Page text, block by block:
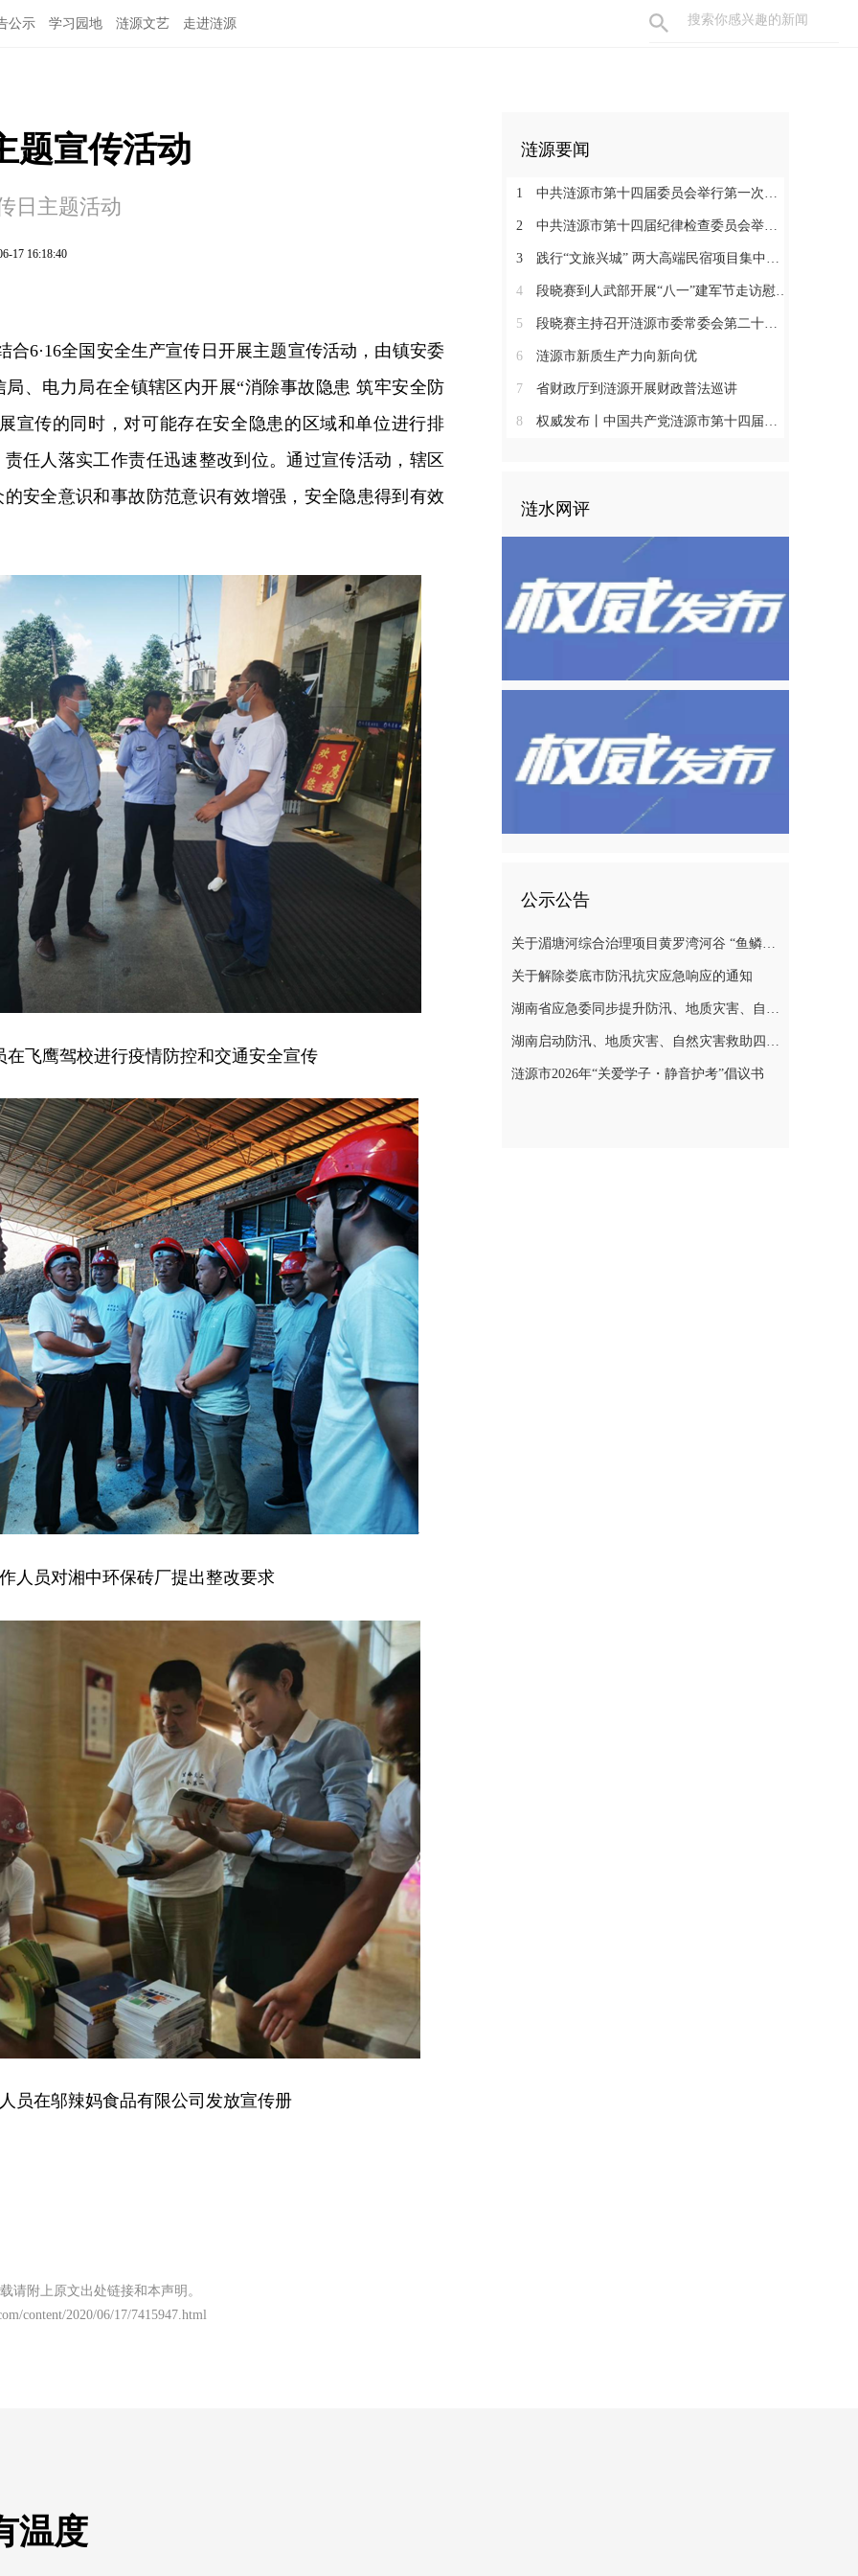
公示 学习园地 涟源文艺 走进涟源
题宣传活动
日主题活动
17 16:18:40
合6·16全国安全生产宣传日开展主题宣传活动，由镇安委
、电力局在全镇辖区内开展“消除事故隐患 筑牢安全防
宣传的同时，对可能存在安全隐患的区域和单位进行排
任人落实工作责任迅速整改到位。通过宣传活动，辖区
安全意识和事故防范意识有效增强，安全隐患得到有效
在飞鹰驾校进行疫情防控和交通安全宣传
人员对湘中环保砖厂提出整改要求
员在邬辣妈食品有限公司发放宣传册
请附上原文出处链接和本声明。
content/2020/06/17/7415947.html
涟源要闻
1 中共涟源市第十四届委员会举行第一次全体会议 段晓赛当选市委书记 伍鹤群周杨当选市委副书记
2 中共涟源市第十四届纪律检查委员会举行第一次全体会议
3 践行“文旅兴城” 两大高端民宿项目集中签约开工 全力打造“湖湘地区文旅康养名城”
4 段晓赛到人武部开展“八一”建军节走访慰问活动
5 段晓赛主持召开涟源市委常委会第二十八次会议
6 涟源市新质生产力向新向优
7 省财政厅到涟源开展财政普法巡讲
8 权威发布丨中国共产党涟源市第十四届纪律检查委员会书记、副书记、常委名单
涟水网评
公示公告
关于湄塘河综合治理项目黄罗湾河谷 “鱼鳞坝”区域不对外开放的公告
关于解除娄底市防汛抗灾应急响应的通知
湖南省应急委同步提升防汛、地质灾害、自然灾害救助应急响应至三级
湖南启动防汛、地质灾害、自然灾害救助四级应急响应
涟源市2026年“关爱学子・静音护考”倡议书
温度